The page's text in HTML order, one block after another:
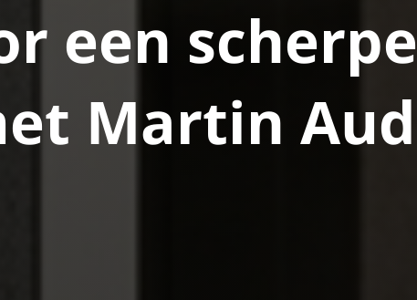
een
Martin